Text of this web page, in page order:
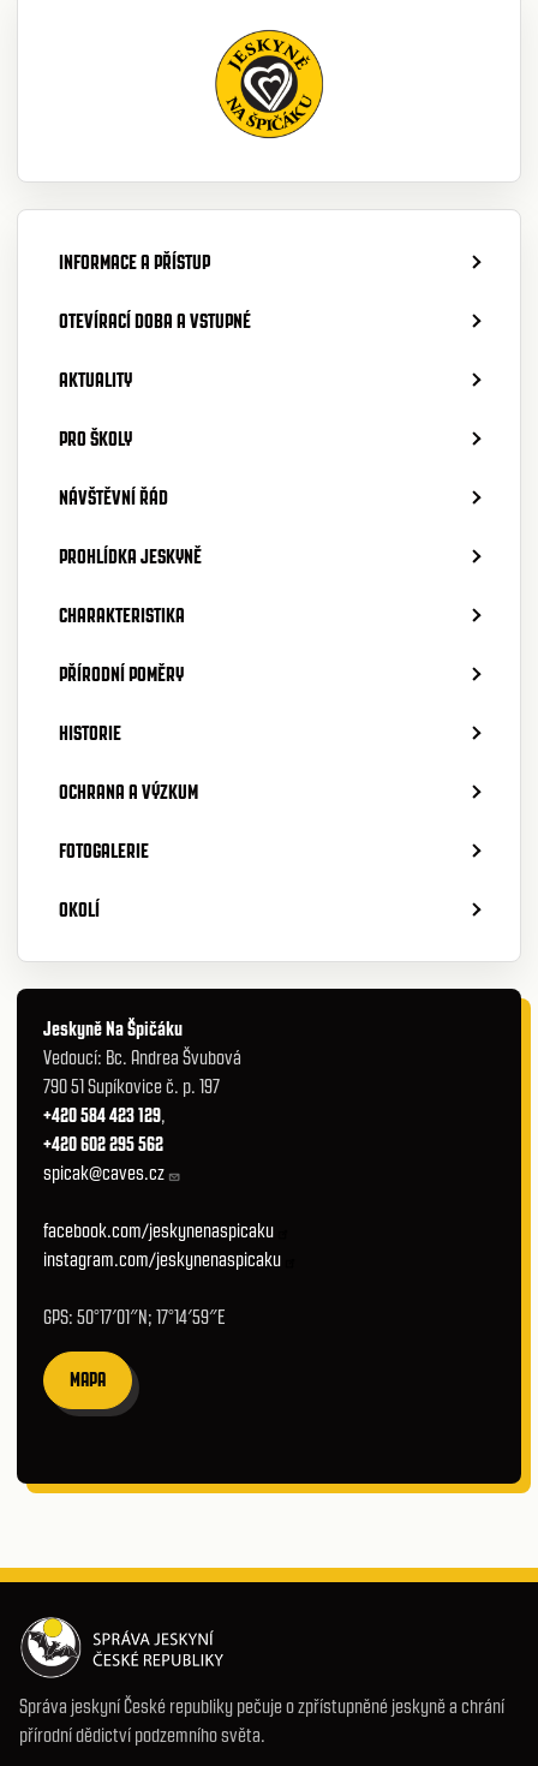
INFORMACE A PŘÍSTUP
OTEVÍRACÍ DOBA A VSTUPNÉ
AKTUALITY
PRO ŠKOLY
NÁVŠTĚVNÍ ŘÁD
PROHLÍDKA JESKYNĚ
CHARAKTERISTIKA
PŘÍRODNÍ POMĚRY
HISTORIE
OCHRANA A VÝZKUM
FOTOGALERIE
OKOLÍ
Jeskyně Na Špičáku
Vedoucí: Bc. Andrea Švubová
790 51 Supíkovice č. p. 197
+420 584 423 129,
+420 602 295 562
spicak@caves.cz
facebook.com/jeskynenaspicaku
instagram.com/jeskynenaspicaku
GPS: 50°17′01″N; 17°14′59″E
MAPA
Správa jeskyní České republiky pečuje o zpřístupněné jeskyně a chrání
přírodní dědictví podzemního světa.